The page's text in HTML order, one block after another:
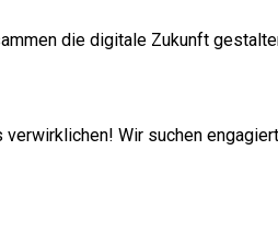
die digitale Zukunft
Wir suchen